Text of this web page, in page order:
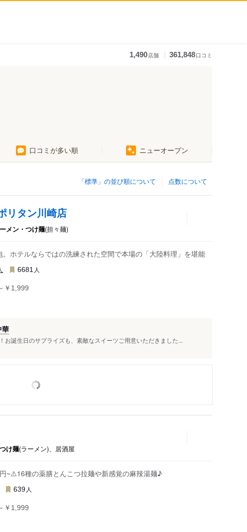
1,490店舗 361,848口コミ
口コミが多い順 ニューオープン
点数について
「標準」の並び順について
リタン川崎店
メン・つけ麺(担々麺)
ホテルならではの洗練された空間で本場の「大陸料理」を堪能
6681 人
￥1,999
華
お誕生日のサプライズも、素敵なスイーツご用意いただきました...
け麺(ラーメン)、居酒屋
~⚠️16種の薬膳とんこつ拉麺や新感覚の麻辣湯麺♪
639 人
￥1,999